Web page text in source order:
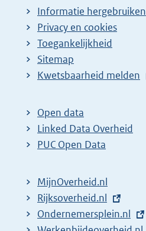
Informatie hergebruiken
Privacy en cookies
Toegankelijkheid
Sitemap
E
t
e
r
l
i
n
Kwetsbaarheid melden
Open data
Linked Data Overheid
PUC Open Data
MijnOverheid.nl
E
x
Rijksoverheid.nl
E
Ondernemersplein.nl